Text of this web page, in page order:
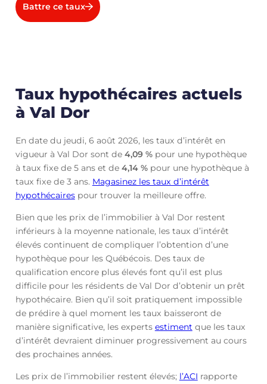
Battre ce taux
Taux hypothécaires actuels
à Val Dor
En date du jeudi, 6 août 2026, les taux d’intérêt en
vigueur à Val Dor sont de 4,09 %pour une hypothèque
à taux fixe de 5 ans et de 4,14 %pour une hypothèque à
taux fixe de 3 ans. Magasinez les taux d’intérêt
hypothécairespour trouver la meilleure offre.
Bien que les prix de l’immobilier à Val Dor restent
inférieurs à la moyenne nationale, les taux d’intérêt
élevés continuent de compliquer l’obtention d’une
hypothèque pour les Québécois. Des taux de
qualification encore plus élevés font qu’il est plus
difficile pour les résidents de Val Dor d’obtenir un prêt
hypothécaire. Bien qu’il soit pratiquement impossible
de prédire à quel moment les taux baisseront de
manière significative, les experts estimentque les taux
d’intérêt devraient diminuer progressivement au cours
des prochaines années.
Les prix de l’immobilier restent élevés; l’ACI rapporte